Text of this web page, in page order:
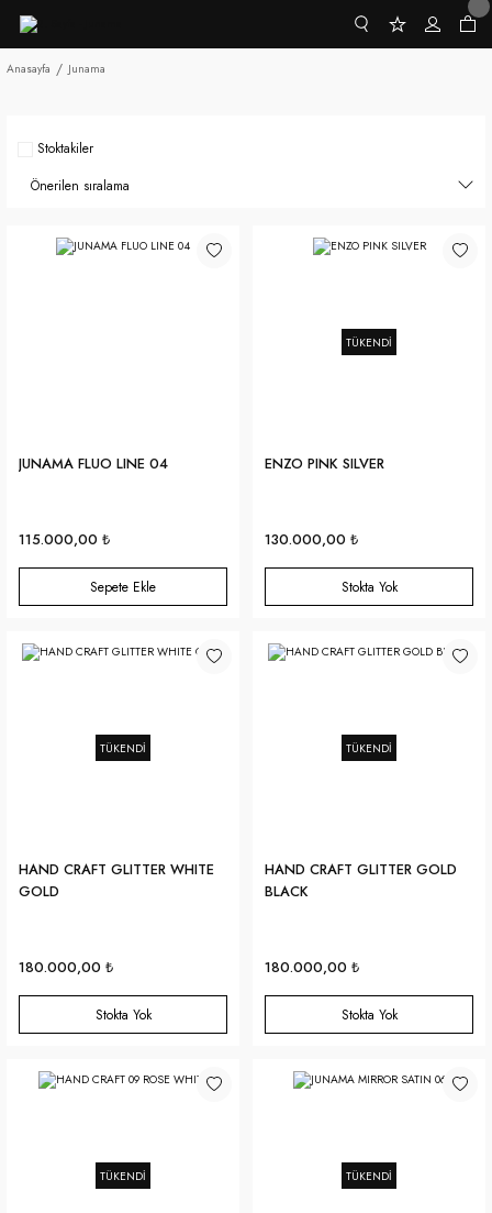
Anasayfa Junama
Stoktakiler
JUNAMA FLUO LINE 04
115.000,00 ₺
Sepete Ekle
TÜKENDİ
ENZO PINK SILVER
130.000,00 ₺
Stokta Yok
TÜKENDİ
HAND CRAFT GLITTER WHITE
GOLD
180.000,00 ₺
Stokta Yok
TÜKENDİ
HAND CRAFT GLITTER GOLD
BLACK
180.000,00 ₺
Stokta Yok
TÜKENDİ TÜKENDİ